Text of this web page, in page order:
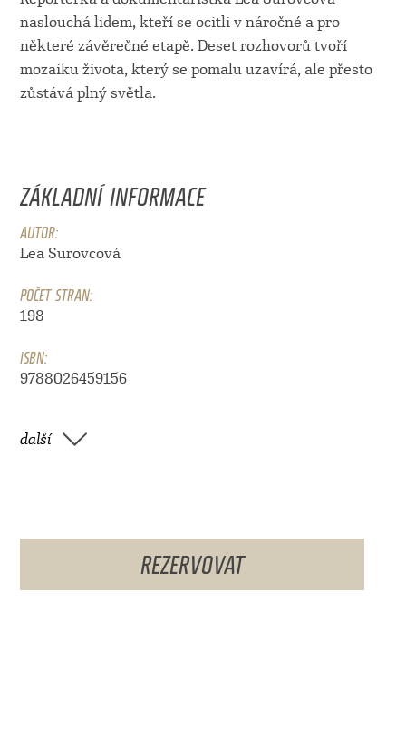
naslouchá lidem, kteří se ocitli v náročné a pro
některé závěrečné etapě. Deset rozhovorů tvoří
mozaiku života, který se pomalu uzavírá, ale přesto
zůstává plný světla.
ZÁKLADNÍ INFORMACE
AUTOR:
Lea Surovcová
POČET STRAN:
198
ISBN:
9788026459156
další
REZERVOVAT